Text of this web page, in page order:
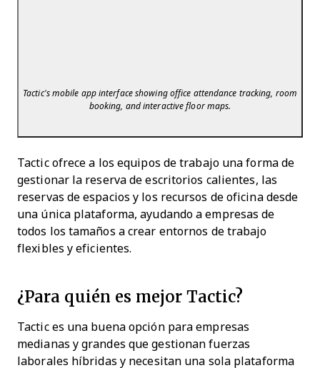
Tactic’s mobile app interface showing office attendance tracking, room
booking, and interactive floor maps.
Tactic ofrece a los equipos de trabajo una forma de
gestionar la reserva de escritorios calientes, las
reservas de espacios y los recursos de oficina desde
una única plataforma, ayudando a empresas de
todos los tamaños a crear entornos de trabajo
flexibles y eficientes.
¿Para quién es mejor Tactic?
Tactic es una buena opción para empresas
medianas y grandes que gestionan fuerzas
laborales híbridas y necesitan una sola plataforma